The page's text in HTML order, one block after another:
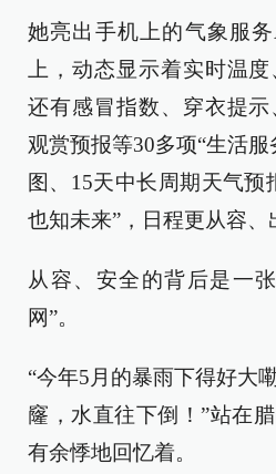
她亮出手机上的气象服
上，动态显示着实时温
还有感冒指数、穿衣提
观赏预报等30多项“生活
图、15天中长周期天气预
也知未来”，日程更从容、
从容、安全的背后是一
网”。
“今年5月的暴雨下得好大
窿，水直往下倒！”站在
有余悸地回忆着。